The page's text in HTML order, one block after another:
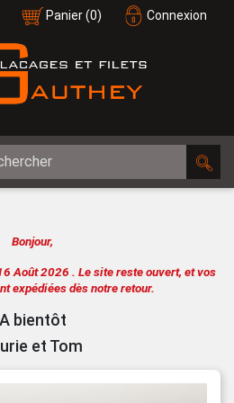
Connexion
Panier(0)
Bonjour,
Août 2026 . Le site reste ouvert, et vos
expédiées dès notre retour.
A bientôt
et Tom